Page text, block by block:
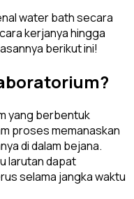
water bath secara
kerjanya hingga
berikut ini!
yang berbentuk
proses memanaskan
di dalam bejana.
larutan dapat
selama jangka waktu